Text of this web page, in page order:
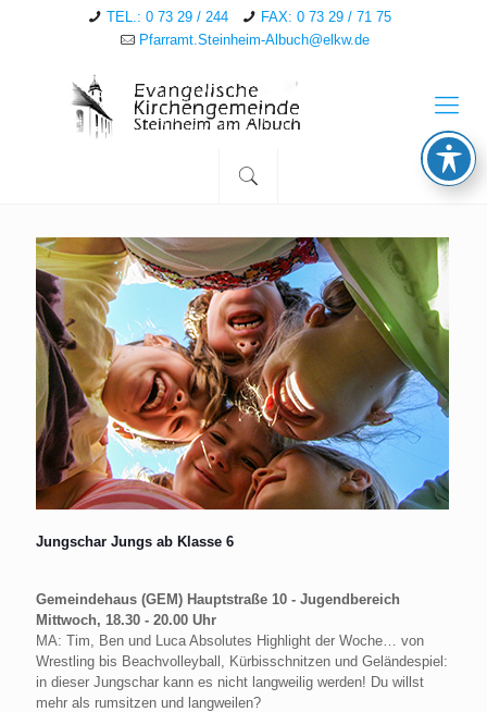
TEL.: 0 73 29 / 244
FAX: 0 73 29 / 71 75
Pfarramt.Steinheim-Albuch@elkw.de
Jungschar Jungs ab Klasse 6
Gemeindehaus (GEM) Hauptstraße 10 - Jugendbereich
Mittwoch, 18.30 - 20.00 Uhr
MA: Tim, Ben und Luca Absolutes Highlight der Woche… von
Wrestling bis Beachvolleyball, Kürbisschnitzen und Geländespiel:
in dieser Jungschar kann es nicht langweilig werden! Du willst
mehr als rumsitzen und langweilen?